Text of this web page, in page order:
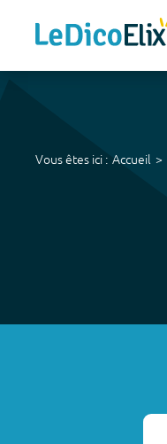
Vous êtes ici : Accueil